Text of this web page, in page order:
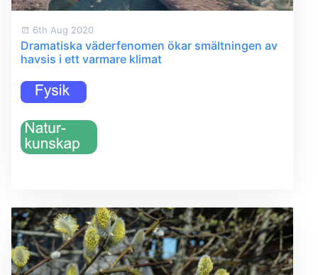
6th Aug 2020
Dramatiska väderfenomen ökar smältningen av
havsis i ett varmare klimat